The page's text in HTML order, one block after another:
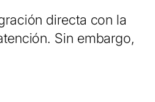
directa con la
Sin embargo,